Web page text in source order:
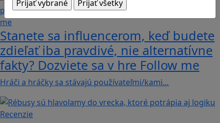
Stanete sa influencerom, keď budete
zdieľať iba pravdivé, nie alternatívne
fakty? Dozviete sa v hre Follow me
Hráči a hráčky sa stávajú používateľmi/kami…
Recenzie